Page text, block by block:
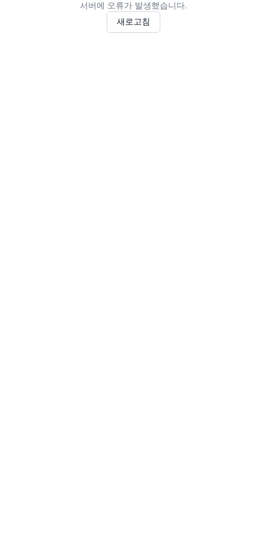
서버에 오류가 발생했습니다.
새로고침